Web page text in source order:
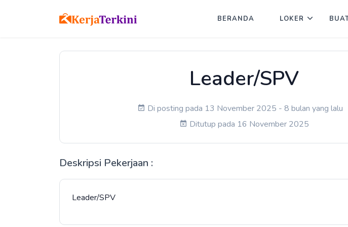
BERANDA LOKER
Leader/SPV
Di posting pada 13 November 2025 - 8 bulan yang lalu
Ditutup pada 16 November 2025
Deskripsi Pekerjaan :
Leader/SPV